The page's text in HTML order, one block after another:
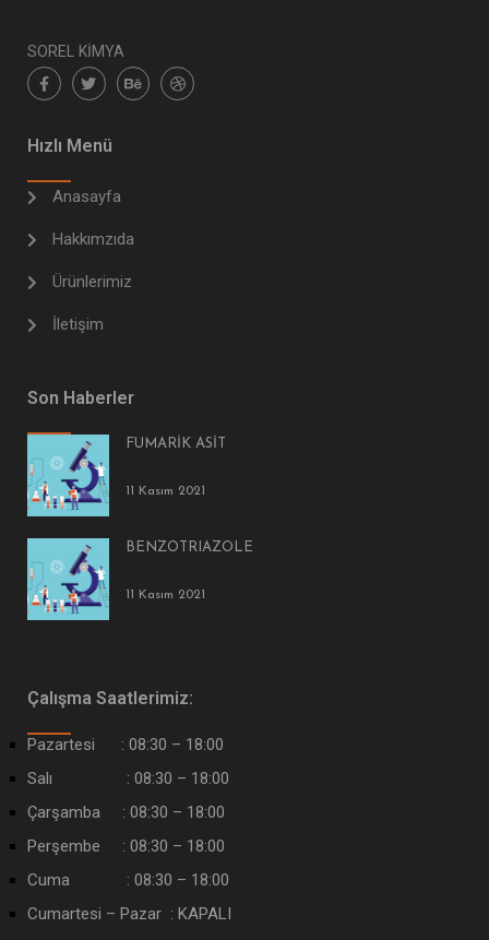
SOREL KİMYA
Hızlı Menü
Anasayfa
Hakkımzıda
Ürünlerimiz
İletişim
Son Haberler
FUMARİK ASİT
11 Kasım 2021
BENZOTRIAZOLE
11 Kasım 2021
Çalışma Saatlerimiz:
Pazartesi : 08:30 – 18:00
Salı : 08:30 – 18:00
Çarşamba : 08:30 – 18:00
Perşembe : 08:30 – 18:00
Cuma : 08:30 – 18:00
Cumartesi – Pazar : KAPALI